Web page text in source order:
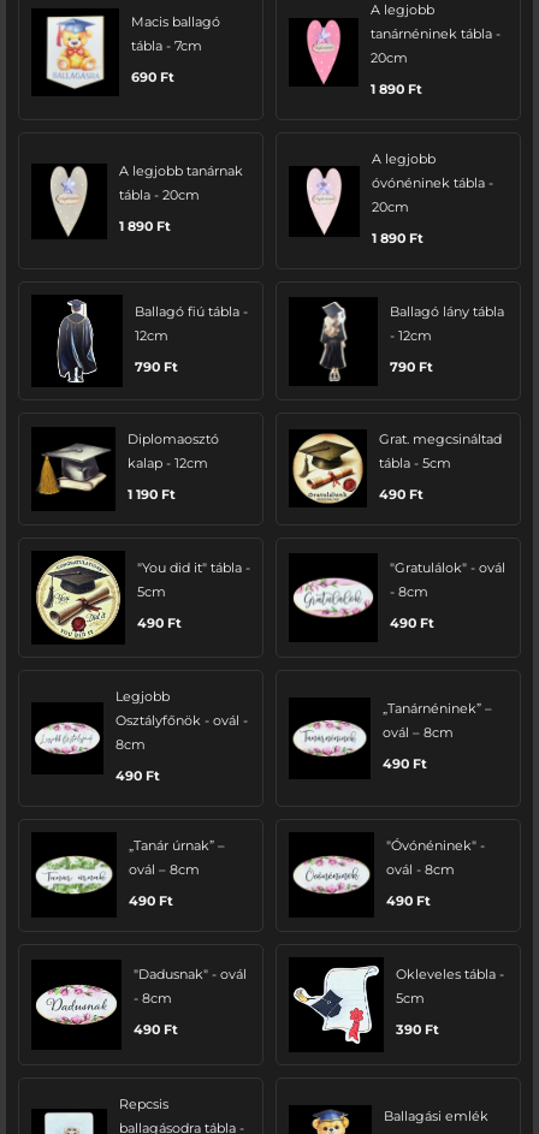
Macis ballagó
tábla - 7cm
690 Ft
A legjobb
tanárnéninek tábla -
20cm
1 890 Ft
A legjobb tanárnak
tábla - 20cm
1 890 Ft
A legjobb
óvónéninek tábla -
20cm
1 890 Ft
Ballagó fiú tábla -
12cm
790 Ft
Ballagó lány tábla
- 12cm
790 Ft
Diplomaosztó
kalap - 12cm
1 190 Ft
Grat. megcsináltad
tábla - 5cm
490 Ft
"You did it" tábla -
5cm
490 Ft
"Gratulálok" - ovál
- 8cm
490 Ft
Legjobb
Osztályfőnök - ovál -
8cm
490 Ft
„Tanárnéninek” –
ovál – 8cm
490 Ft
„Tanár úrnak” –
ovál – 8cm
490 Ft
"Óvónéninek" -
ovál - 8cm
490 Ft
"Dadusnak" - ovál
- 8cm
490 Ft
Okleveles tábla -
5cm
390 Ft
Repcsis
ballagásodra tábla -
Ballagási emlék